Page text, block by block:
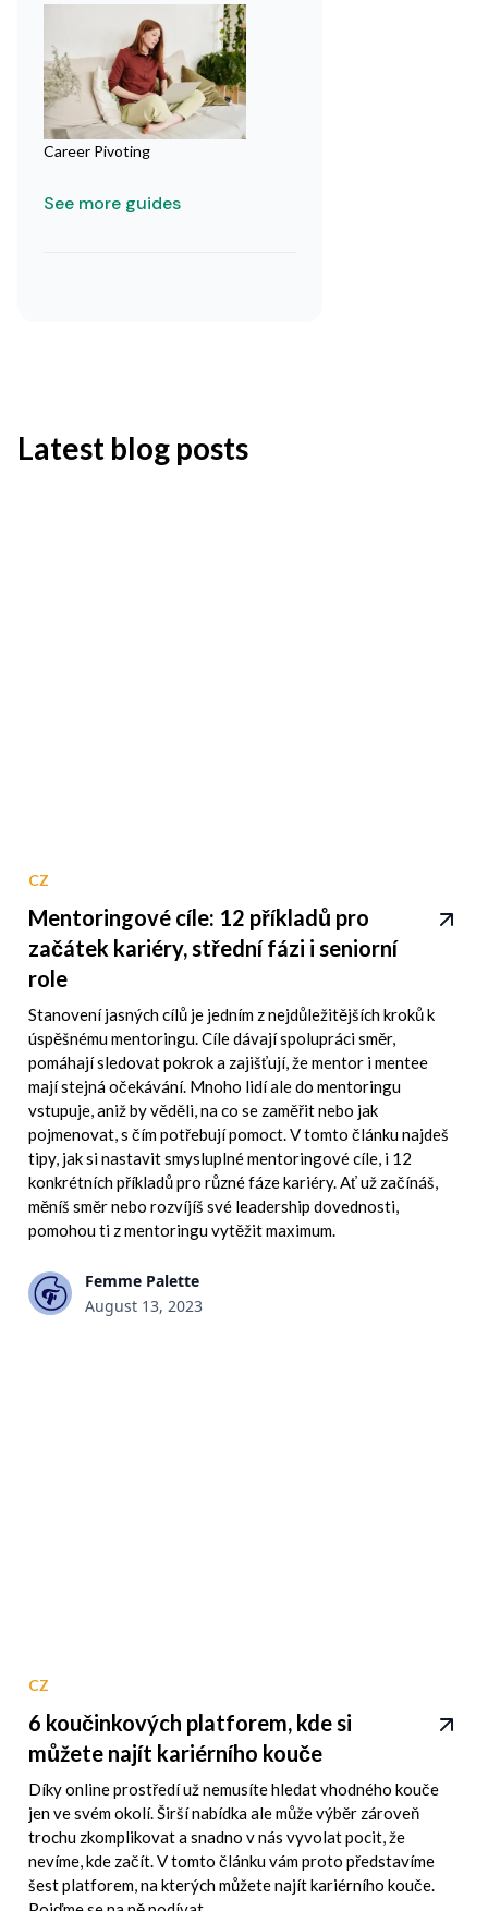
Career Pivoting
See more guides
Latest blog posts
CZ
Mentoringové cíle: 12 příkladů pro
začátek kariéry, střední fázi i seniorní
role
Stanovení jasných cílů je jedním z nejdůležitějších kroků k
úspěšnému mentoringu. Cíle dávají spolupráci směr,
pomáhají sledovat pokrok a zajišťují, že mentor i mentee
mají stejná očekávání. Mnoho lidí ale do mentoringu
vstupuje, aniž by věděli, na co se zaměřit nebo jak
pojmenovat, s čím potřebují pomoct. V tomto článku najdeš
tipy, jak si nastavit smysluplné mentoringové cíle, i 12
konkrétních příkladů pro různé fáze kariéry. Ať už začínáš,
měníš směr nebo rozvíjíš své leadership dovednosti,
pomohou ti z mentoringu vytěžit maximum.
Femme Palette
August 13, 2023
CZ
6 koučinkových platforem, kde si
můžete najít kariérního kouče
Díky online prostředí už nemusíte hledat vhodného kouče
jen ve svém okolí. Širší nabídka ale může výběr zároveň
trochu zkomplikovat a snadno v nás vyvolat pocit, že
nevíme, kde začít. V tomto článku vám proto představíme
šest platforem, na kterých můžete najít kariérního kouče.